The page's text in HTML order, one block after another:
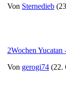
Von Sternedieb
2Wochen
Von gerogi74 (22.